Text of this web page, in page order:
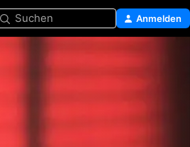
Suchen Anmelden